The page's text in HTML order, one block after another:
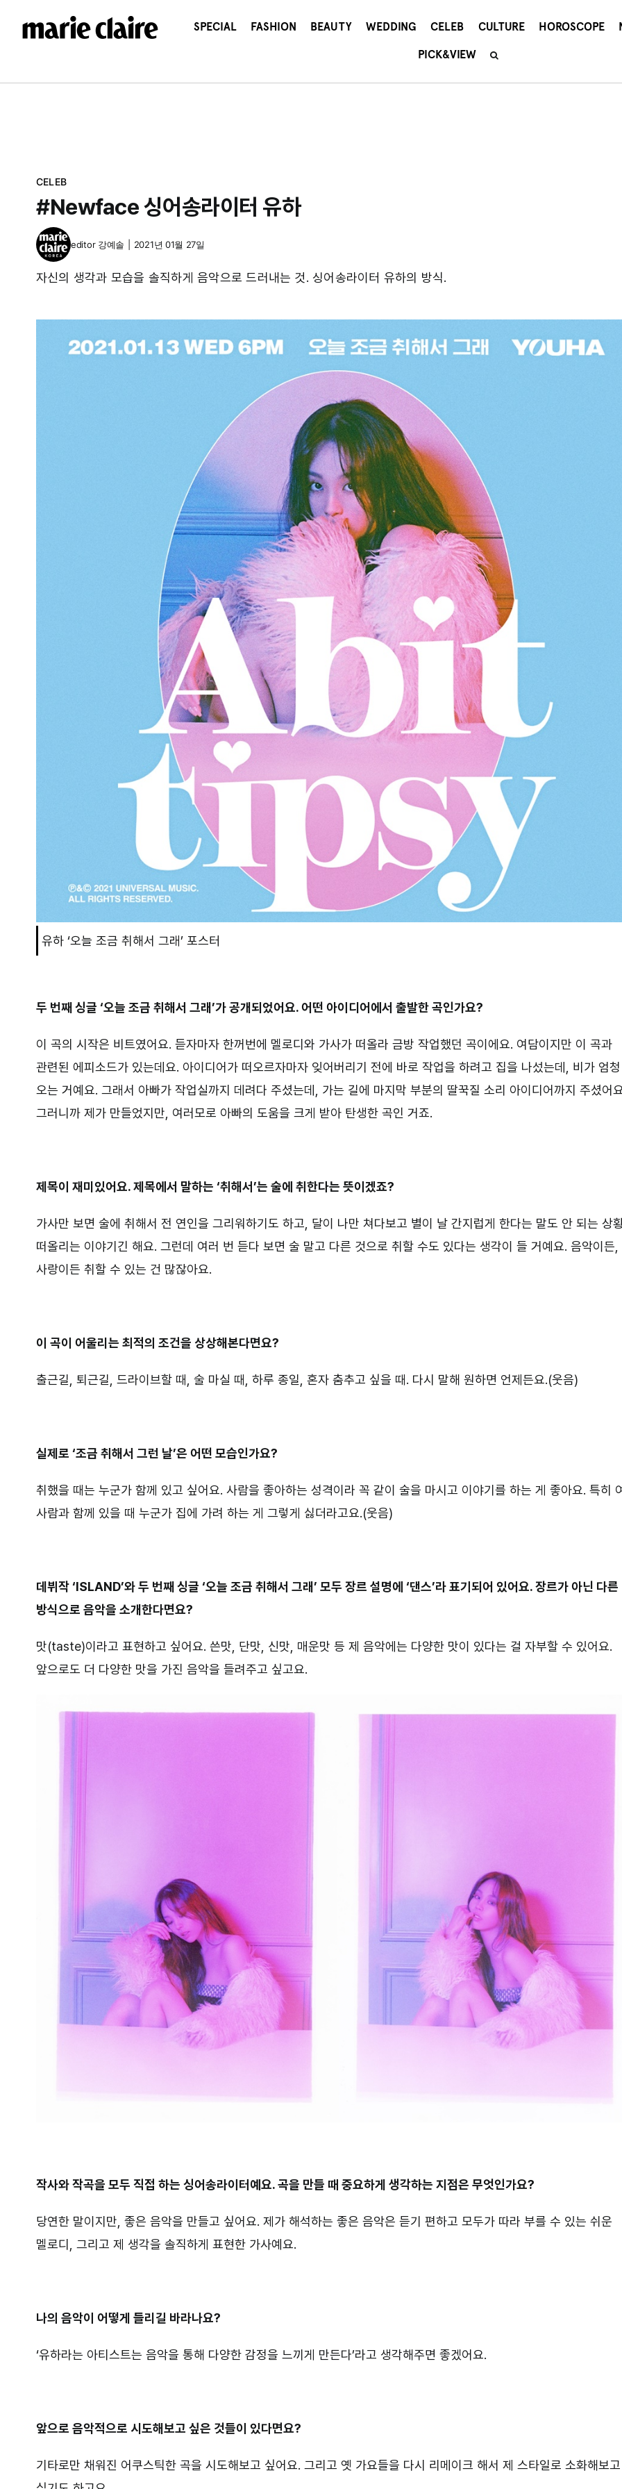
건
SPECIAL FASHION BEAUTY WEDDING CELEB CULTURE HOROSCOPE
PICK&VIEW
CELEB
#Newface 싱어송라이터 유하
editor 강예솔 2021년 01월 27일
자신의 생각과 모습을 솔직하게 음악으로 드러내는 것. 싱어송라이터 유하의 방식.
유하 ‘오늘 조금 취해서 그래’ 포스터
두 번째 싱글 ‘오늘 조금 취해서 그래’가 공개되었어요. 어떤 아이디어에서 출발한 곡인가요?
이 곡의 시작은 비트였어요. 듣자마자 한꺼번에 멜로디와 가사가 떠올라 금방 작업했던 곡이에요. 여담이지만 이 곡과
관련된 에피소드가 있는데요. 아이디어가 떠오르자마자 잊어버리기 전에 바로 작업을 하려고 집을 나섰는데, 비가 엄청
오는 거예요. 그래서 아빠가 작업실까지 데려다 주셨는데, 가는 길에 마지막 부분의 딸꾹질 소리 아이디어까지 주셨어
그러니까 제가 만들었지만, 여러모로 아빠의 도움을 크게 받아 탄생한 곡인 거죠.
제목이 재미있어요. 제목에서 말하는 ‘취해서’는 술에 취한다는 뜻이겠죠?
가사만 보면 술에 취해서 전 연인을 그리워하기도 하고, 달이 나만 쳐다보고 별이 날 간지럽게 한다는 말도 안 되는 상
떠올리는 이야기긴 해요. 그런데 여러 번 듣다 보면 술 말고 다른 것으로 취할 수도 있다는 생각이 들 거예요. 음악이든,
사랑이든 취할 수 있는 건 많잖아요.
이 곡이 어울리는 최적의 조건을 상상해본다면요?
출근길, 퇴근길, 드라이브할 때, 술 마실 때, 하루 종일, 혼자 춤추고 싶을 때. 다시 말해 원하면 언제든요.(웃음)
실제로 ‘조금 취해서 그런 날’은 어떤 모습인가요?
취했을 때는 누군가 함께 있고 싶어요. 사람을 좋아하는 성격이라 꼭 같이 술을 마시고 이야기를 하는 게 좋아요. 특히
사람과 함께 있을 때 누군가 집에 가려 하는 게 그렇게 싫더라고요.(웃음)
데뷔작 ‘ISLAND’와 두 번째 싱글 ‘오늘 조금 취해서 그래’ 모두 장르 설명에 ‘댄스’라 표기되어 있어요. 장르가 아닌 다른
방식으로 음악을 소개한다면요?
맛(taste)이라고 표현하고 싶어요. 쓴맛, 단맛, 신맛, 매운맛 등 제 음악에는 다양한 맛이 있다는 걸 자부할 수 있어요.
앞으로도 더 다양한 맛을 가진 음악을 들려주고 싶고요.
작사와 작곡을 모두 직접 하는 싱어송라이터예요. 곡을 만들 때 중요하게 생각하는 지점은 무엇인가요?
당연한 말이지만, 좋은 음악을 만들고 싶어요. 제가 해석하는 좋은 음악은 듣기 편하고 모두가 따라 부를 수 있는 쉬운
멜로디, 그리고 제 생각을 솔직하게 표현한 가사예요.
나의 음악이 어떻게 들리길 바라나요?
‘유하라는 아티스트는 음악을 통해 다양한 감정을 느끼게 만든다’라고 생각해주면 좋겠어요.
앞으로 음악적으로 시도해보고 싶은 것들이 있다면요?
기타로만 채워진 어쿠스틱한 곡을 시도해보고 싶어요. 그리고 옛 가요들을 다시 리메이크 해서 제 스타일로 소화해보고